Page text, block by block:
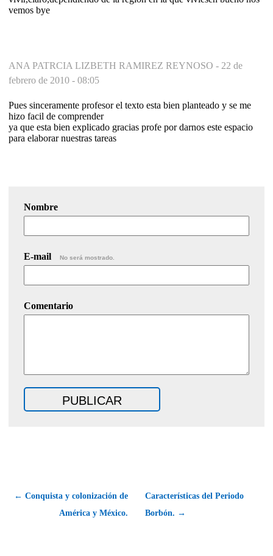
vemos bye
ANA PATRCIA LIZBETH RAMIREZ REYNOSO - 22 de
febrero de 2010 - 08:05
Pues sinceramente profesor el texto esta bien planteado y se me
hizo facil de comprender
ya que esta bien explicado gracias profe por darnos este espacio
para elaborar nuestras tareas
Nombre
E-mail No será mostrado.
Comentario
← Conquista y colonización de
América y México.
Características del Periodo
Borbón. →